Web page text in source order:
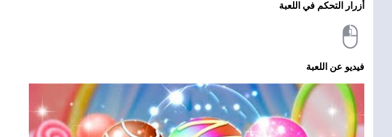
أزرار التحكم في اللعبة
فيديو عن اللعبة